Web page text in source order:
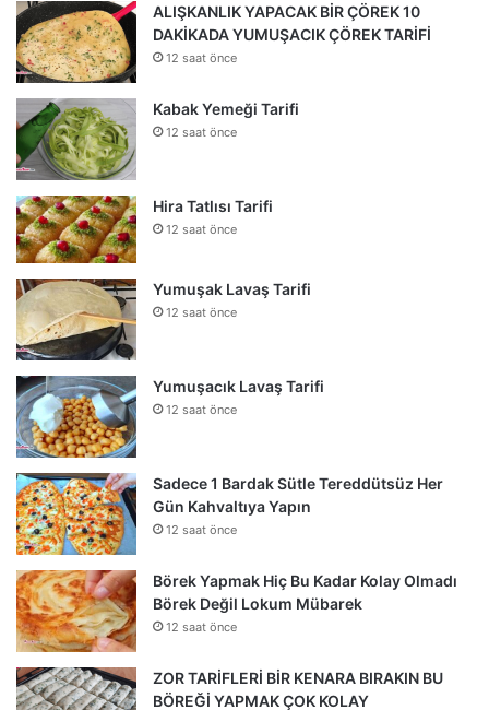
ALIŞKANLIK YAPACAK BİR ÇÖREK 10
DAKİKADA YUMUŞACIK ÇÖREK TARİFİ
12 saat önce
Kabak Yemeği Tarifi
12 saat önce
Hira Tatlısı Tarifi
12 saat önce
Yumuşak Lavaş Tarifi
12 saat önce
Yumuşacık Lavaş Tarifi
12 saat önce
Sadece 1 Bardak Sütle Tereddütsüz Her
Gün Kahvaltıya Yapın
12 saat önce
Börek Yapmak Hiç Bu Kadar Kolay Olmadı
Börek Değil Lokum Mübarek
12 saat önce
ZOR TARİFLERİ BİR KENARA BIRAKIN BU
BÖREĞİ YAPMAK ÇOK KOLAY